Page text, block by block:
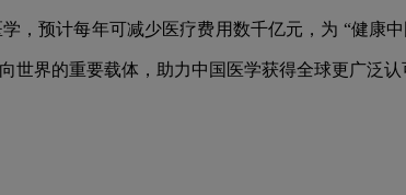
，预计每年可减少医疗费用数千亿元，为 “健康
世界的重要载体，助力中国医学获得全球更广泛认